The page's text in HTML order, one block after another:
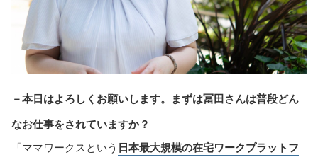
－本日はよろしくお願いします。まずは冨田さんは普段どん
なお仕事をされていますか？
「ママワークスという 日本最大規模の在宅ワークプラットフ